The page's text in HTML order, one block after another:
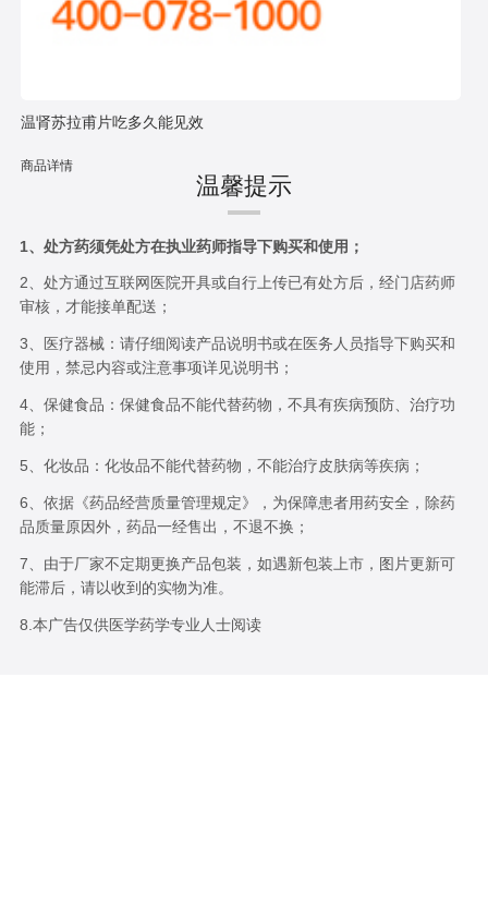
温肾苏拉甫片吃多久能见效
商品详情
温馨提示
1、处方药须凭处方在执业药师指导下购买和使用；
2、处方通过互联网医院开具或自行上传已有处方后，经门店药师
审核，才能接单配送；
3、医疗器械：请仔细阅读产品说明书或在医务人员指导下购买和
使用，禁忌内容或注意事项详见说明书；
4、保健食品：保健食品不能代替药物，不具有疾病预防、治疗功
能；
5、化妆品：化妆品不能代替药物，不能治疗皮肤病等疾病；
6、依据《药品经营质量管理规定》，为保障患者用药安全，除药
品质量原因外，药品一经售出，不退不换；
7、由于厂家不定期更换产品包装，如遇新包装上市，图片更新可
能滞后，请以收到的实物为准。
8.本广告仅供医学药学专业人士阅读